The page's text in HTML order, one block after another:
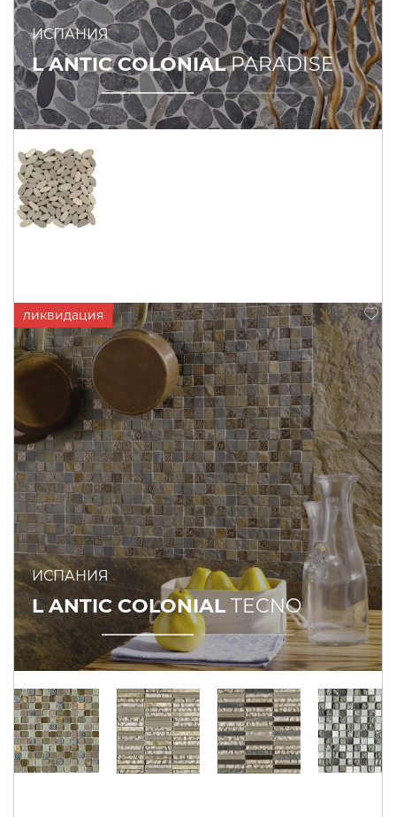
ИСПАНИЯ
L ANTIC COLONIALPARADISE
ИСПАНИЯ
L ANTIC COLONIAL TECNO